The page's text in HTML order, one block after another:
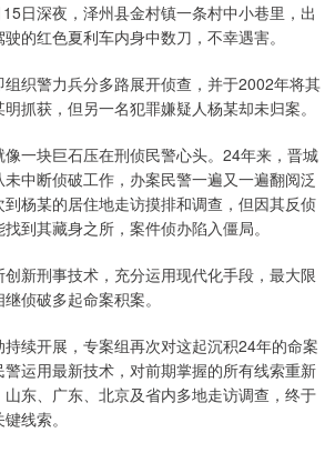
日深夜，泽州县金村镇一条村中小巷里，出
的红色夏利车内身中数刀，不幸遇害。
织警力兵分多路展开侦查，并于2002年将其
抓获，但另一名犯罪嫌疑人杨某却未归案。
一块巨石压在刑侦民警心头。24年来，晋城
中断侦破工作，办案民警一遍又一遍翻阅泛
杨某的居住地走访摸排和调查，但因其反侦
到其藏身之所，案件侦办陷入僵局。
新刑事技术，充分运用现代化手段，最大限
侦破多起命案积案。
续开展，专案组再次对这起沉积24年的命案
运用最新技术，对前期掌握的所有线索重新
东、广东、北京及省内多地走访调查，终于
线索。